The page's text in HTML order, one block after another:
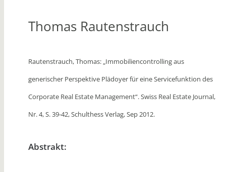
Thomas Rautenstrauch
Rautenstrauch, Thomas: „Immobiliencontrolling aus
generischer Perspektive Plädoyer für eine Servicefunktion des
Corporate Real Estate Management“.Swiss Real Estate Journal,
Nr. 4, S. 39-42, Schulthess Verlag, Sep 2012.
Abstrakt: